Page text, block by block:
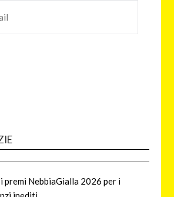
premi NebbiaGialla 2026 per i